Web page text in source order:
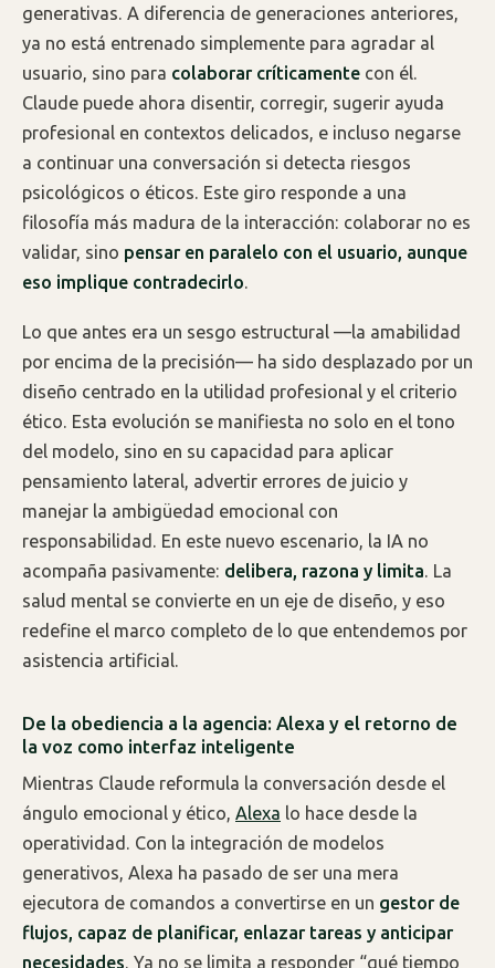
generativas. A diferencia de generaciones anteriores,
ya no está entrenado simplemente para agradar al
usuario, sino para colaborar críticamente con él.
Claude puede ahora disentir, corregir, sugerir ayuda
profesional en contextos delicados, e incluso negarse
a continuar una conversación si detecta riesgos
psicológicos o éticos. Este giro responde a una
filosofía más madura de la interacción: colaborar no es
validar, sino pensar en paralelo con el usuario, aunque
eso implique contradecirlo.
Lo que antes era un sesgo estructural —la amabilidad
por encima de la precisión— ha sido desplazado por un
diseño centrado en la utilidad profesional y el criterio
ético. Esta evolución se manifiesta no solo en el tono
del modelo, sino en su capacidad para aplicar
pensamiento lateral, advertir errores de juicio y
manejar la ambigüedad emocional con
responsabilidad. En este nuevo escenario, la IA no
acompaña pasivamente: delibera, razona y limita. La
salud mental se convierte en un eje de diseño, y eso
redefine el marco completo de lo que entendemos por
asistencia artificial.
De la obediencia a la agencia: Alexa y el retorno de
la voz como interfaz inteligente
Mientras Claude reformula la conversación desde el
ángulo emocional y ético, Alexa lo hace desde la
operatividad. Con la integración de modelos
generativos, Alexa ha pasado de ser una mera
ejecutora de comandos a convertirse en un gestor de
flujos, capaz de planificar, enlazar tareas y anticipar
necesidades . Ya no se limita a responder “qué tiempo